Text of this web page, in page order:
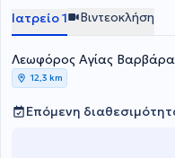
Ιατρείο 1 Βιντεοκλήση
Λεωφόρος Αγίας
12,3 km
Επόμενη